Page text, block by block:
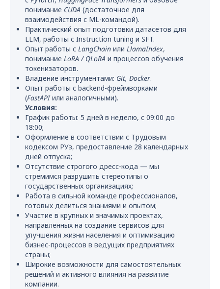
понимание CUDA (достаточное для
взаимодействия с ML-командой).
Практический опыт подготовки датасетов для
LLM, работы с Instruction tuning и SFT.
Опыт работы с LangChain или LlamaIndex,
понимание LoRA / QLoRA и процессов обучения
токенизаторов.
Владение инструментами: Git, Docker.
Опыт работы с backend-фреймворками
(FastAPIили аналогичными).
Условия:
График работы: 5 дней в неделю, с 09:00 до
18:00;
Оформление в соответствии с Трудовым
кодексом РУз, предоставление 28 календарных
дней отпуска;
Отсутствие строгого дресс-кода — мы
стремимся разрушить стереотипы о
государственных организациях;
Работа в сильной команде профессионалов,
готовых делиться знаниями и опытом;
Участие в крупных и значимых проектах,
направленных на создание сервисов для
улучшения жизни населения и оптимизацию
бизнес-процессов в ведущих предприятиях
страны;
Широкие возможности для самостоятельных
решений и активного влияния на развитие
компании.